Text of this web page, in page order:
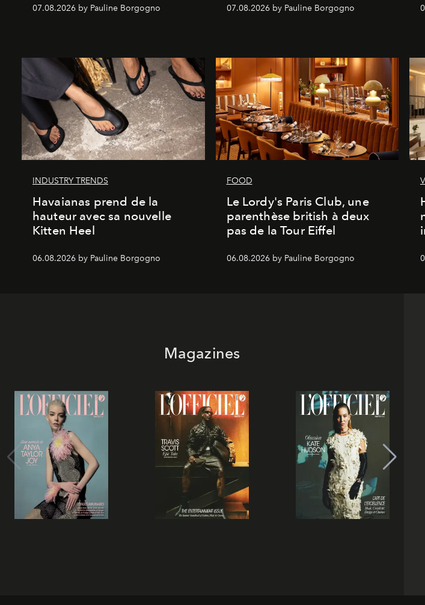
07.08.2026 by Pauline Borgogno 07.08.2026 by Pauline Borgogno
INDUSTRY TRENDS
Havaianas prend de la
hauteur avec sa nouvelle
Kitten Heel
06.08.2026 by Pauline Borgogno
FOOD
Le Lordy's Paris Club, une
parenthèse british à deux
pas de la Tour Eiffel
06.08.2026 by Pauline Borgogno
Magazines